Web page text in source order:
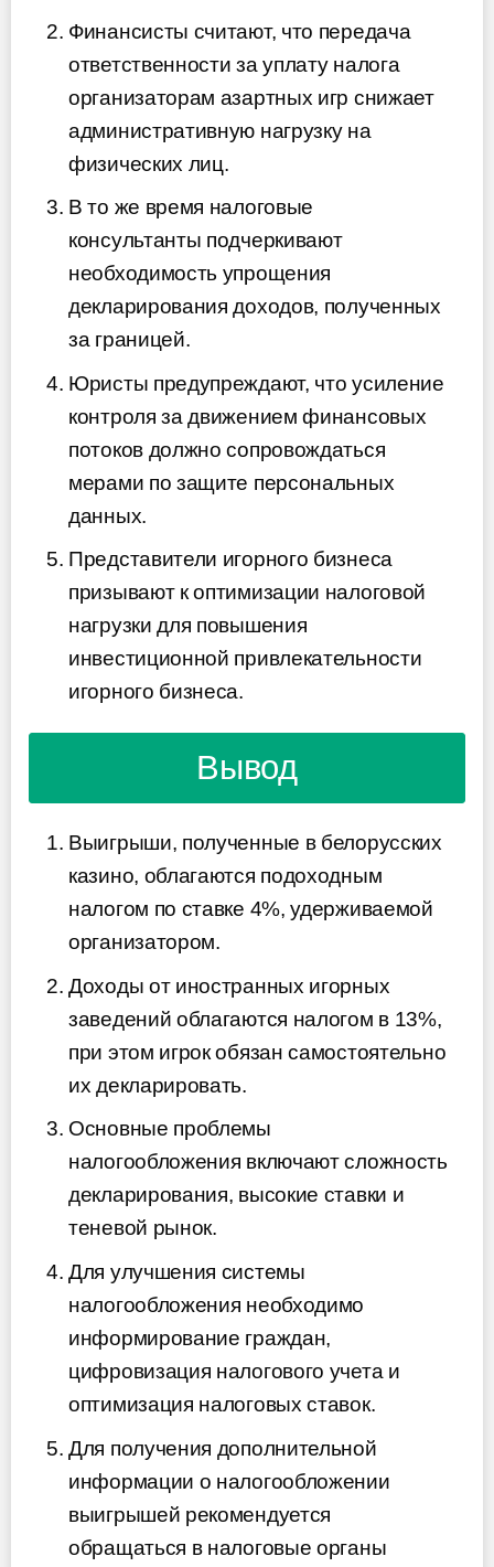
Финансисты считают, что передача
ответственности за уплату налога
организаторам азартных игр снижает
административную нагрузку на
физических лиц.
В то же время налоговые
консультанты подчеркивают
необходимость упрощения
декларирования доходов, полученных
за границей.
Юристы предупреждают, что усиление
контроля за движением финансовых
потоков должно сопровождаться
мерами по защите персональных
данных.
Представители игорного бизнеса
призывают к оптимизации налоговой
нагрузки для повышения
инвестиционной привлекательности
игорного бизнеса.
Вывод
Выигрыши, полученные в белорусских
казино, облагаются подоходным
налогом по ставке 4%, удерживаемой
организатором.
Доходы от иностранных игорных
заведений облагаются налогом в 13%,
при этом игрок обязан самостоятельно
их декларировать.
Основные проблемы
налогообложения включают сложность
декларирования, высокие ставки и
теневой рынок.
Для улучшения системы
налогообложения необходимо
информирование граждан,
цифровизация налогового учета и
оптимизация налоговых ставок.
Для получения дополнительной
информации о налогообложении
выигрышей рекомендуется
обращаться в налоговые органы